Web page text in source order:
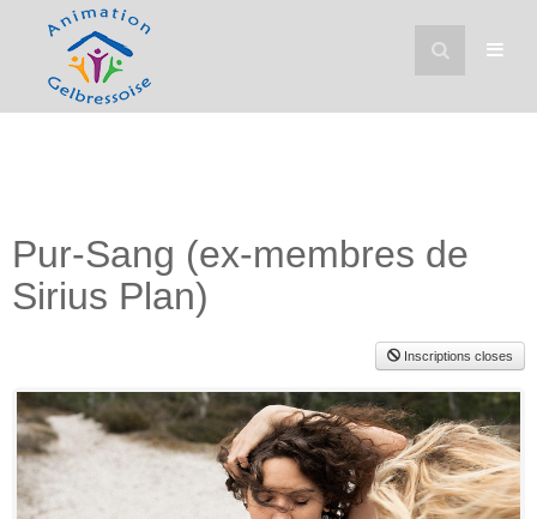
Pur-Sang (ex-membres de
Sirius Plan)
Inscriptions closes